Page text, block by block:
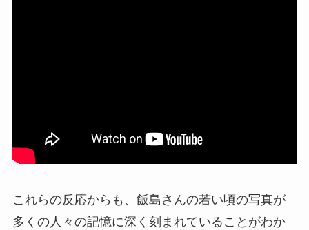
これらの反応からも、飯島さんの若い頃の写真が
多くの人々の記憶に深く刻まれていることがわか